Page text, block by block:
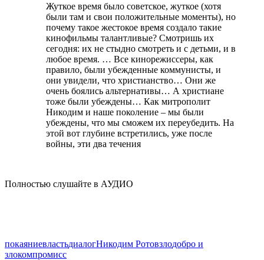
Жуткое время было советское, жуткое (хотя
были там и свои положительные моменты), но
почему такое жестокое время создало такие
кинофильмы талантливые? Смотришь их
сегодня: их не стыдно смотреть и с детьми, и в
любое время. … Все кинорежиссеры, как
правило, были убежденные коммунисты, и
они увидели, что христианство… Они же
очень боялись альтернативы… А христиане
тоже были убеждены… Как митрополит
Никодим и наше поколение – мы были
убеждены, что мы сможем их переубедить. На
этой вот глубине встретились, уже после
войны, эти два течения
Полностью слушайте в АУДИО
покаяниевластьдиалогНикодим Ротовзлодобро и
злокомпромисс